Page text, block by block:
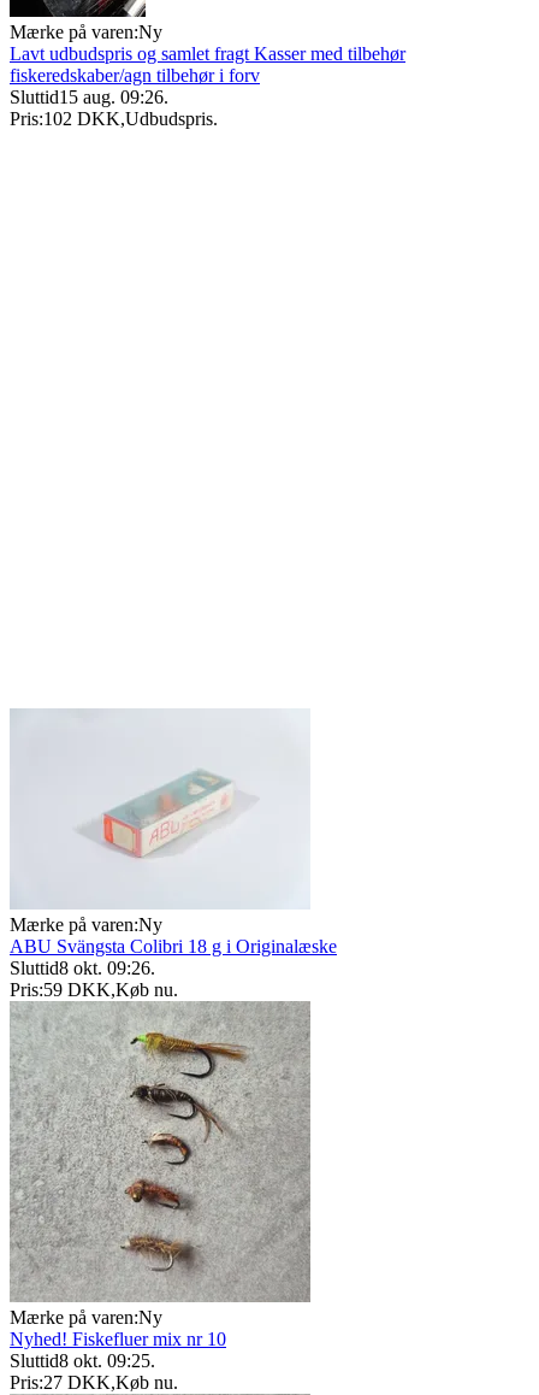
Mærke på varen:Ny
Lavt udbudspris og samlet fragt Kasser med tilbehør
fiskeredskaber/agn tilbehør i forv
Sluttid15 aug. 09:26.
Pris:102 DKK,Udbudspris.
Mærke på varen:Ny
ABU Svängsta Colibri 18 g i Originalæske
Sluttid8 okt. 09:26.
Pris:59 DKK,Køb nu.
Mærke på varen:Ny
Nyhed! Fiskefluer mix nr 10
Sluttid8 okt. 09:25.
Pris:27 DKK,Køb nu.